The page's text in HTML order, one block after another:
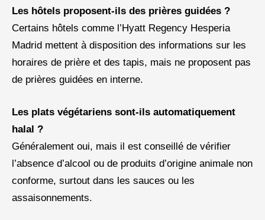
Les hôtels proposent-ils des prières guidées ?
Certains hôtels comme l’Hyatt Regency Hesperia
Madrid mettent à disposition des informations sur les
horaires de prière et des tapis, mais ne proposent pas
de prières guidées en interne.
Les plats végétariens sont-ils automatiquement
halal ?
Généralement oui, mais il est conseillé de vérifier
l’absence d’alcool ou de produits d’origine animale non
conforme, surtout dans les sauces ou les
assaisonnements.